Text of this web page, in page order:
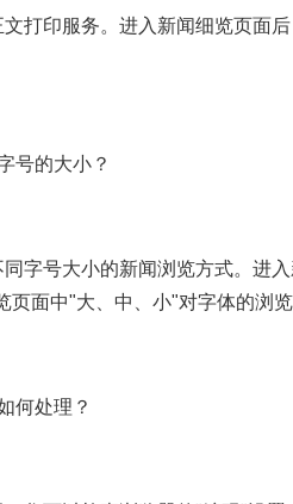
打印服务。进入新闻细览页面
号的大小？
字号大小的新闻浏览方式。进
页面中"大、中、小"对字体的浏
何处理？